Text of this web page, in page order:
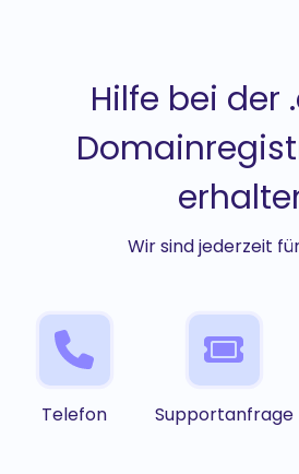
Hilfe bei der
Wir sind jederzeit
Telefon Supportanfrage